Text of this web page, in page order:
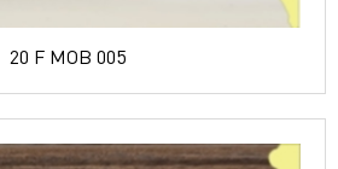
20 F MOB 005